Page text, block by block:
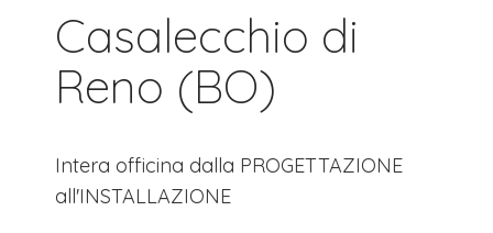
Casalecchio di
Reno (BO)
Intera officina dalla PROGETTAZIONE
all'INSTALLAZIONE